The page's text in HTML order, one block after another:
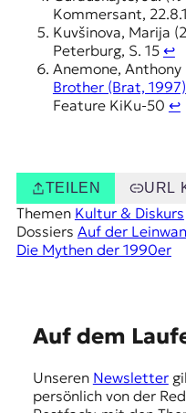
Kommersant,
Kuvšinova, Marija
Peterburg, S. 15 ↩︎
Anemone, Anthony
Brother (Brat, 1997)
Feature KiKu-50 ↩︎
TEILEN URL
Themen Kultur & Diskurs
Dossiers Auf der
Die Mythen der 1990er
Auf dem
Unseren Newsletter
persönlich von der